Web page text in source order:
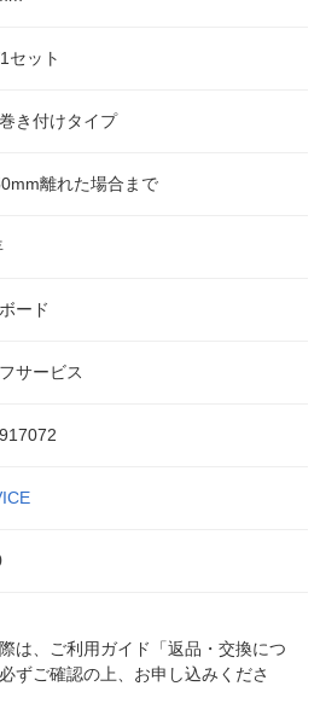
セット
き付けタイプ
離れた場合まで
ード
サービス
は、ご利用ガイド「返品・交換につ
ずご確認の上、お申し込みくださ